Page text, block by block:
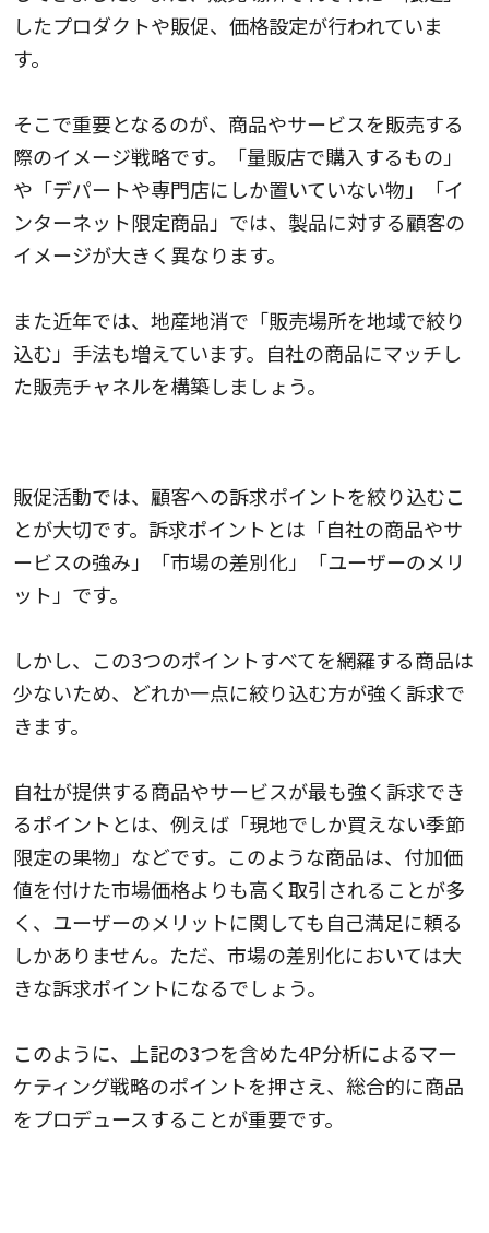
したプロダクトや販促、価格設定が行われていま
す。
そこで重要となるのが、商品やサービスを販売する
際のイメージ戦略です。「量販店で購入するもの」
や「デパートや専門店にしか置いていない物」「イ
ンターネット限定商品」では、製品に対する顧客の
イメージが大きく異なります。
また近年では、地産地消で「販売場所を地域で絞り
込む」手法も増えています。自社の商品にマッチし
た販売チャネルを構築しましょう。
販促活動では、顧客への訴求ポイントを絞り込むこ
とが大切です。訴求ポイントとは「自社の商品やサ
ービスの強み」「市場の差別化」「ユーザーのメリ
ット」です。
しかし、この3つのポイントすべてを網羅する商品は
少ないため、どれか一点に絞り込む方が強く訴求で
きます。
自社が提供する商品やサービスが最も強く訴求でき
るポイントとは、例えば「現地でしか買えない季節
限定の果物」などです。このような商品は、付加価
値を付けた市場価格よりも高く取引されることが多
く、ユーザーのメリットに関しても自己満足に頼る
しかありません。ただ、市場の差別化においては大
きな訴求ポイントになるでしょう。
このように、上記の3つを含めた4P分析によるマー
ケティング戦略のポイントを押さえ、総合的に商品
をプロデュースすることが重要です。